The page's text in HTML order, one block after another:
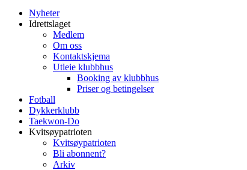
Nyheter
Idrettslaget
Medlem
Om oss
Kontaktskjema
Utleie klubbhus
Booking av klubbhus
Priser og betingelser
Fotball
Dykkerklubb
Taekwon-Do
Kvitsøypatrioten
Kvitsøypatrioten
Bli abonnent?
Arkiv